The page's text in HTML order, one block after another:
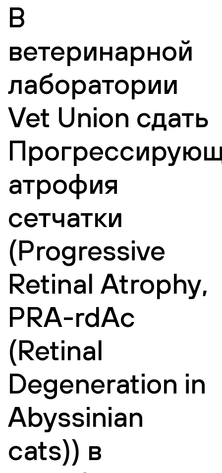
В
ветеринарной
лаборатории
Vet Union сдать
атрофия
сетчатки
(Progressive
Retinal Atrophy,
PRA-rdAc
(Retinal
Degeneration in
Abyssinian
cats)) в